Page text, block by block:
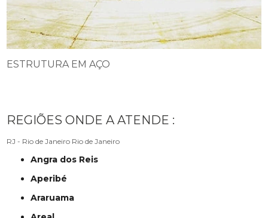
ESTRUTURA EM AÇO
REGIÕES ONDE A ATENDE :
RJ - Rio de Janeiro Rio de Janeiro
Angra dos Reis
Aperibé
Araruama